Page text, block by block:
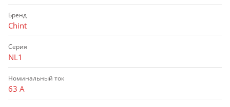
Бренд
Chint
Серия
NL1
Номинальный ток
63 А